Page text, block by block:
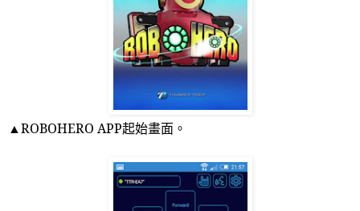
▲ROBOHERO APP起始畫面。